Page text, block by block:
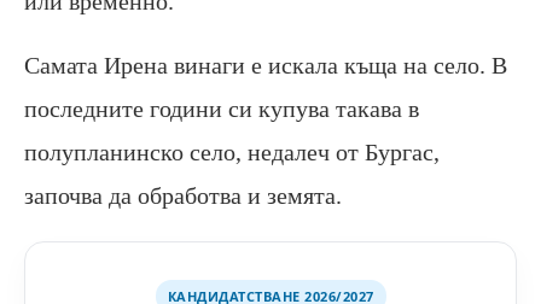
Самата Ирена винаги е искала къща на село. В
последните години си купува такава в
полупланинско село, недалеч от Бургас,
започва да обработва и земята.
КАНДИДАТСТВАНЕ 2026/2027